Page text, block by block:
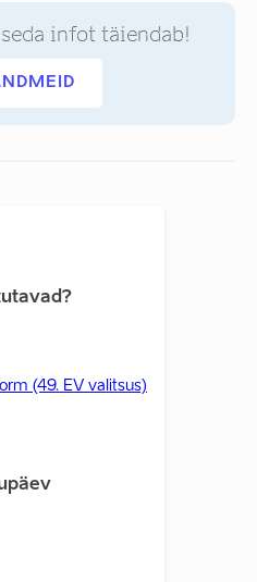
infot täiendab!
(49. EV valitsus)